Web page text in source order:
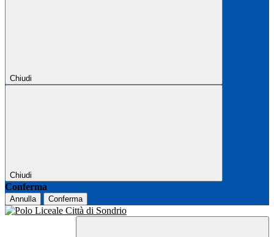
Chiudi
Chiudi
Conferma
Annulla Conferma